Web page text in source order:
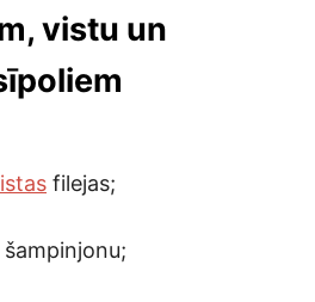
vistu un
filejas;